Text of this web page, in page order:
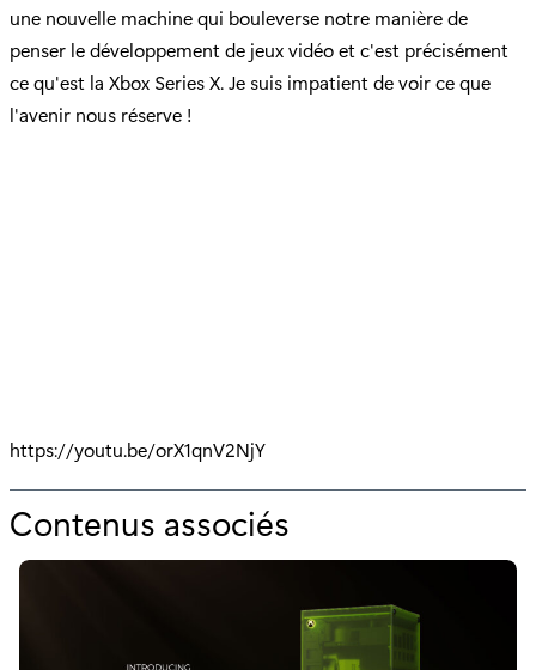
une nouvelle machine qui bouleverse notre manière de
penser le développement de jeux vidéo et c'est précisément
ce qu'est la Xbox Series X. Je suis impatient de voir ce que
l'avenir nous réserve !
https://youtu.be/orX1qnV2NjY
Contenus associés
o
u